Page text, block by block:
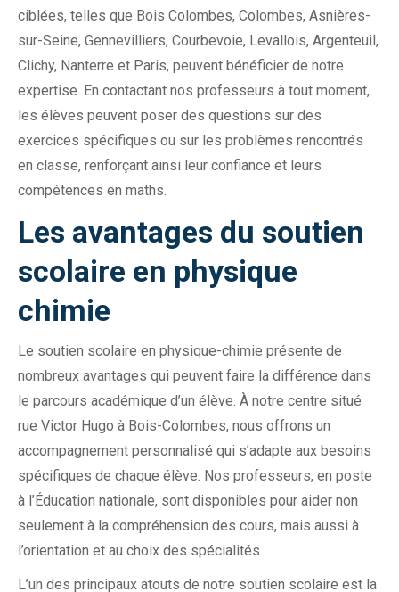
ciblées, telles que Bois Colombes, Colombes, Asnières-
sur-Seine, Gennevilliers, Courbevoie, Levallois, Argenteuil,
Clichy, Nanterre et Paris, peuvent bénéficier de notre
expertise. En contactant nos professeurs à tout moment,
les élèves peuvent poser des questions sur des
exercices spécifiques ou sur les problèmes rencontrés
en classe, renforçant ainsi leur confiance et leurs
compétences en maths.
Les avantages du soutien
scolaire en physique
chimie
Le soutien scolaire en physique-chimie présente de
nombreux avantages qui peuvent faire la différence dans
le parcours académique d’un élève. À notre centre situé
rue Victor Hugo à Bois-Colombes, nous offrons un
accompagnement personnalisé qui s’adapte aux besoins
spécifiques de chaque élève. Nos professeurs, en poste
à l’Éducation nationale, sont disponibles pour aider non
seulement à la compréhension des cours, mais aussi à
l’orientation et au choix des spécialités.
L’un des principaux atouts de notre soutien scolaire est la